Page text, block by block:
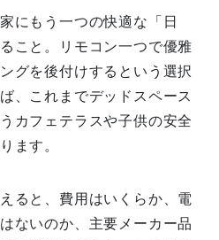
にもう一つの快適な「日
こと。リモコン一つで優雅
グを後付けするという選択
、これまでデッドスペース
カフェテラスや子供の安全
ます。
ると、費用はいくらか、電
ないのか、主要メーカー品